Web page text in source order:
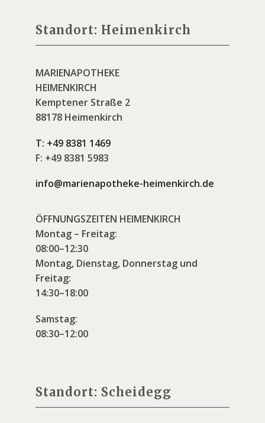
Standort: Heimenkirch
MARIENAPOTHEKE
HEIMENKIRCH
Kemptener Straße 2
88178 Heimenkirch
T: +49 8381 1469
F: +49 8381 5983
info@marienapotheke-heimenkirch.de
ÖFFNUNGSZEITEN HEIMENKIRCH
Montag – Freitag:
08:00–12:30
Montag, Dienstag, Donnerstag und
Freitag:
14:30–18:00
Samstag:
08:30–12:00
Standort: Scheidegg